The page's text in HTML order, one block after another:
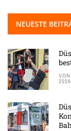
NEUESTE
VON
2026